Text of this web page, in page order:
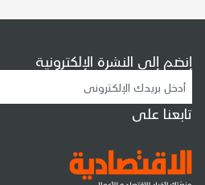
إنضم إلى النشرة الإلكترونية
تابعنا على